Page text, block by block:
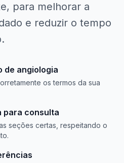
para melhorar a
e reduzir o tempo
de angiologia
os termos da sua
para consulta
seções certas, respeitando o